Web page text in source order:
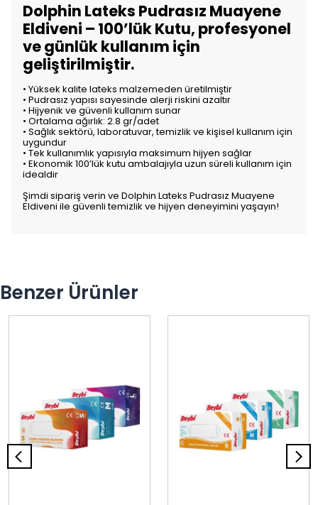
Dolphin Lateks Pudrasız Muayene
Eldiveni – 100’lük Kutu, profesyonel
ve günlük kullanım için
geliştirilmiştir.
• Yüksek kalite lateks malzemeden üretilmiştir
• Pudrasız yapısı sayesinde alerji riskini azaltır
• Hijyenik ve güvenli kullanım sunar
• Ortalama ağırlık: 2.8 gr/adet
• Sağlık sektörü, laboratuvar, temizlik ve kişisel kullanım için
uygundur
• Tek kullanımlık yapısıyla maksimum hijyen sağlar
• Ekonomik 100’lük kutu ambalajıyla uzun süreli kullanım için
idealdir
Şimdi sipariş verin ve Dolphin Lateks Pudrasız Muayene
Eldiveni ile güvenli temizlik ve hijyen deneyimini yaşayın!
Benzer Ürünler